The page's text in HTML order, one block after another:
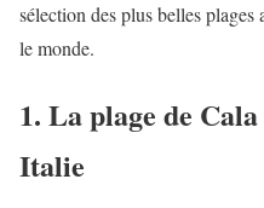
sélection des plus belles plages
le monde.
1. La plage de
Italie